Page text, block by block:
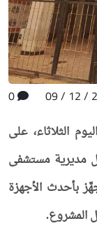
الثلاثاء، على
مديرية مستشفى
بأحدث الأجهزة
المشروع.